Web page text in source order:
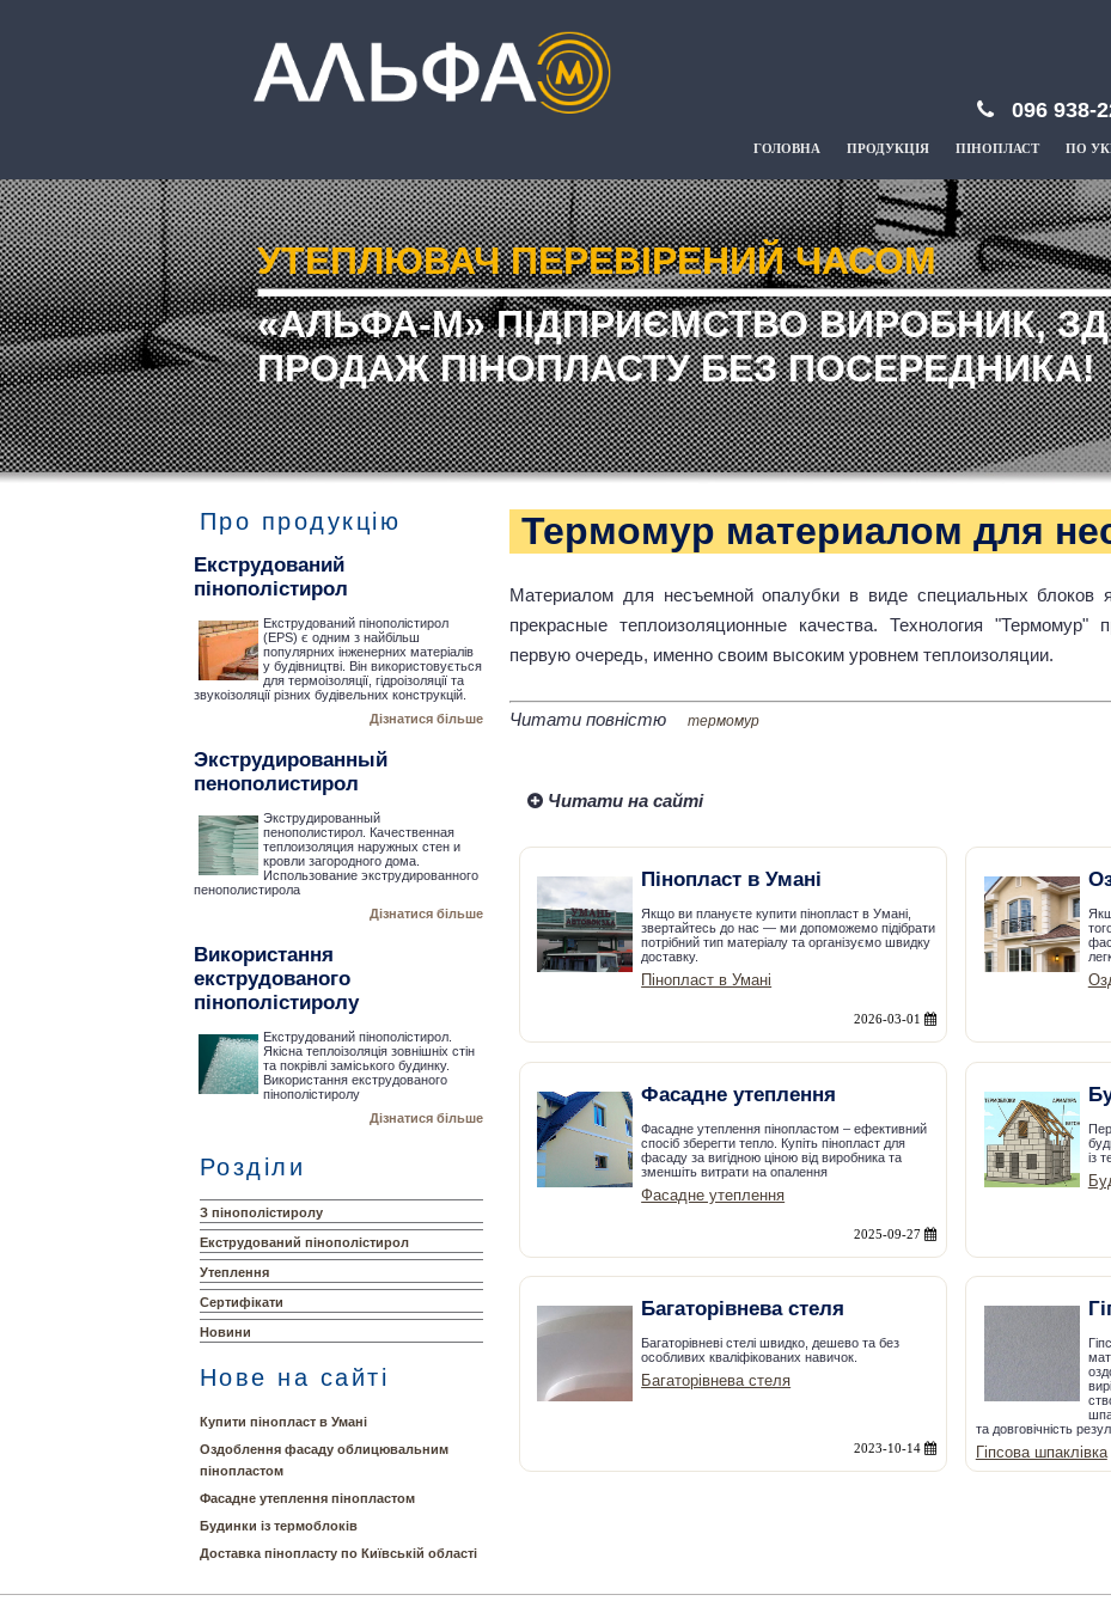
096 938-
ГОЛОВНА ПРОДУКЦІЯ ПІНОПЛАСТ ПО
УТЕПЛЮВАЧ ПЕРЕВІРЕНИЙ ЧАСОМ
«АЛЬФА-М» ПІДПРИЄМСТВО ВИРОБНИК,
ПРОДАЖ ПІНОПЛАСТУ БЕЗ ПОСЕРЕДНИКА!
Про продукцію
Екструдований
пінополістирол
Екструдований пінополістирол
(EPS) є одним з найбільш
популярних інженерних матеріалів
у будівництві. Він використовується
для термоізоляції, гідроізоляції та
звукоізоляції різних будівельних конструкцій.
Дізнатися більше
Экструдированный
пенополистирол
Экструдированный
пенополистирол. Качественная
теплоизоляция наружных стен и
кровли загородного дома.
Использование экструдированного
пенополистирола
Дізнатися більше
Використання
екструдованого
пінополістиролу
Екструдований пінополістирол.
Якісна теплоізоляція зовнішніх стін
та покрівлі заміського будинку.
Використання екструдованого
пінополістиролу
Дізнатися більше
Розділи
З пінополістиролу
Екструдований пінополістирол
Утеплення
Сертифікати
Новини
Нове на сайті
Купити пінопласт в Умані
Оздоблення фасаду облицювальним
пінопластом
Фасадне утеплення пінопластом
Будинки із термоблоків
Доставка пінопласту по Київській області
Термомур материалом для
Материалом для несъемной опалубки в виде специальных блоков
прекрасные теплоизоляционные качества. Технология "Термомур"
первую очередь, именно своим высоким уровнем теплоизоляции.
Читати повністю термомур
Читати на сайті
Пінопласт в Умані
Якщо ви плануєте купити пінопласт в Умані,
звертайтесь до нас — ми допоможемо підібрати
потрібний тип матеріалу та організуємо швидку
доставку.
Пінопласт в Умані
2026-03-01
Фасадне утеплення
Фасадне утеплення пінопластом – ефективний
спосіб зберегти тепло. Купіть пінопласт для
фасаду за вигідною ціною від виробника та
зменшіть витрати на опалення
Фасадне утеплення
2025-09-27
із
Багаторівнева стеля
Багаторівневі стелі швидко, дешево та без
особливих кваліфікованих навичок.
Багаторівнева стеля
2023-10-14
та довговічність
Гіпсова шпаклівка